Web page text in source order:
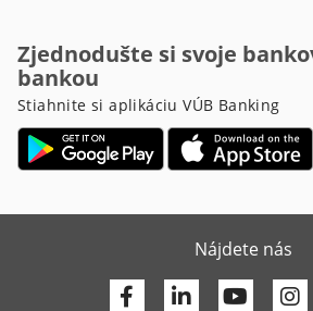
Zjednodušte si svoje
bankou
Stiahnite si aplikáciu VÚB Banking
Nájdete nás
Facebook
Linkedin